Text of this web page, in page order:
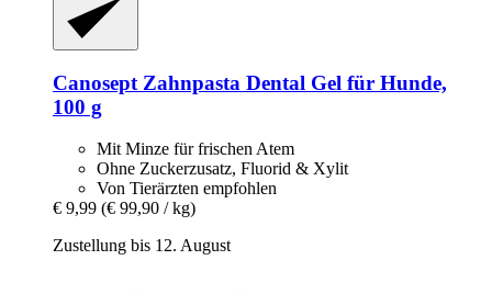
Canosept Zahnpasta Dental Gel für Hunde,
100 g
Mit Minze für frischen Atem
Ohne Zuckerzusatz, Fluorid & Xylit
Von Tierärzten empfohlen
€ 9,99 (€ 99,90 / kg)
Zustellung bis 12. August